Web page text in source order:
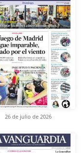
26 de julio de 2026